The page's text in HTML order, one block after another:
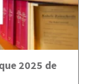
2025 de